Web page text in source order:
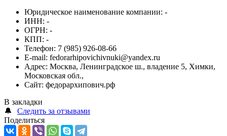
Юридическое наименование компании: -
ИНН: -
ОГРН: -
КПП: -
Телефон: 7 (985) 926-08-66
E-mail: fedorarhipovichivnuki@yandex.ru
Адрес: Москва, Ленинградское ш., владение 5, Химки,
Московская обл.,
Сайт: федорархипович.рф
В закладки
🔔
Следить за отзывами
Поделиться